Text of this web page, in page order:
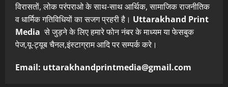
विरासतों, लोक परंपराओ के साथ-साथ आर्थिक, सामाजिक राजनीतिक
व धार्मिक गतिविधियों का सजग प्रहरी है। Uttarakhand Print
Media से जुड़ने के लिए हमारे फोन नंबर के माध्यम या फेसबुक
पेज,यू-ट्यूब चैनल,इंस्टाग्राम आदि पर सम्पर्क करे।
Email: uttarakhandprintmedia@gmail.com